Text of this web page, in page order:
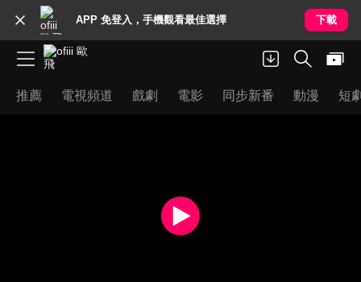
APP 免登入，手機觀看最佳選擇 下載
推薦 電視頻道 戲劇 電影 同步新番 動漫 短